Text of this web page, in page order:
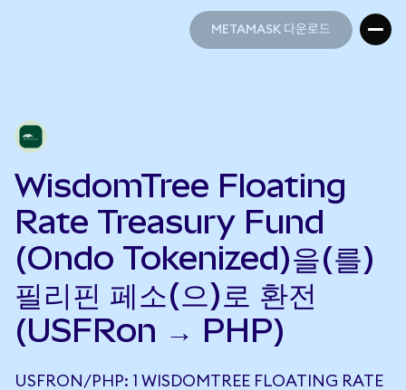
METAMASK 다운로드
WisdomTree Floating
Rate Treasury Fund
(Ondo Tokenized)을(를)
필리핀 페소(으)로 환전
(USFRon → PHP)
USFRON/PHP: 1 WISDOMTREE FLOATING RATE